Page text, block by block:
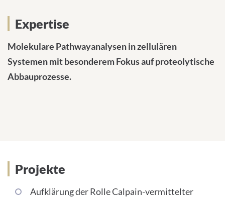
Expertise
Expertise
Molekulare Pathwayanalysen in zellulären
Systemen mit besonderem Fokus auf proteolytische
Abbauprozesse.
Projekte und Methoden
Projekte
Aufklärung der Rolle Calpain-vermittelter